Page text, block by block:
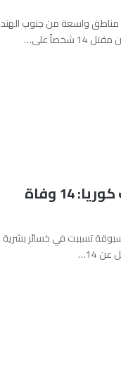
مناطق واسعة من جنوب الهند
على…
موجة حر قياسية تضرب كوريا: 14 وفاة
تسببت في خسائر بشرية
14…